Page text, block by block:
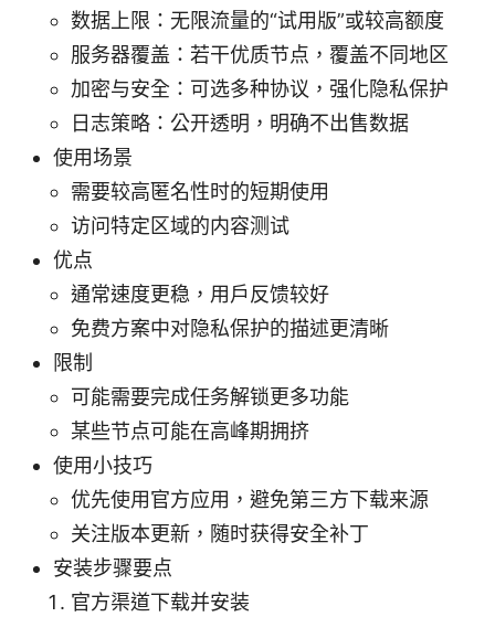
数据上限：无限流量的“试用版”或较高额度
服务器覆盖：若干优质节点，覆盖不同地区
加密与安全：可选多种协议，强化隐私保护
日志策略：公开透明，明确不出售数据
使用场景
需要较高匿名性时的短期使用
访问特定区域的内容测试
优点
通常速度更稳，用户反馈较好
免费方案中对隐私保护的描述更清晰
限制
可能需要完成任务解锁更多功能
某些节点可能在高峰期拥挤
使用小技巧
优先使用官方应用，避免第三方下载来源
关注版本更新，随时获得安全补丁
安装步骤要点
官方渠道下载并安装